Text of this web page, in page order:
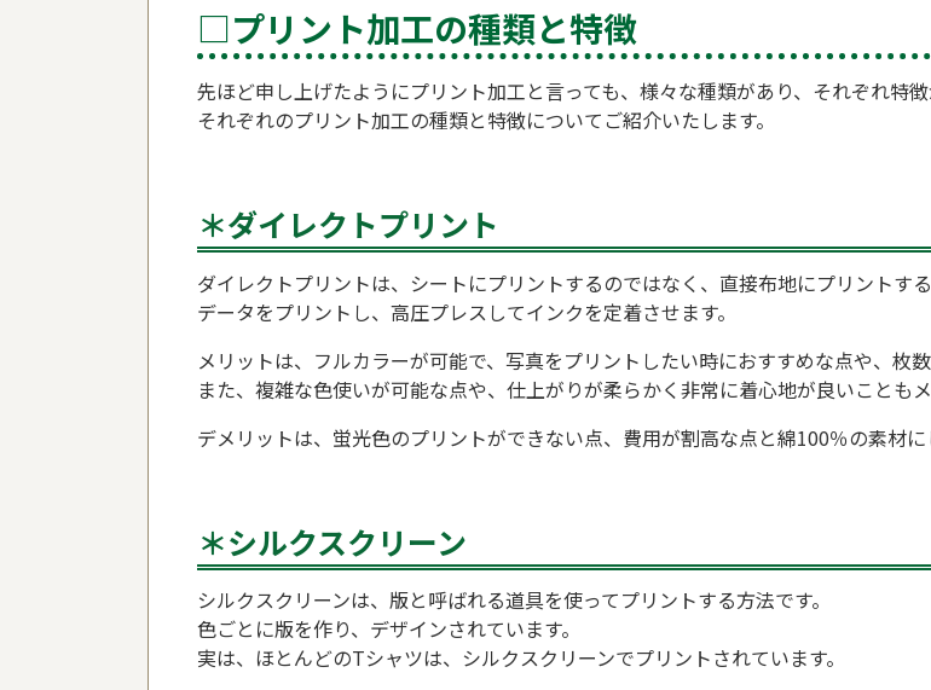
□プリント加工の種類と特徴
先ほど申し上げたようにプリント加工と言っても、様々な種類があり、それぞれ特徴
それぞれのプリント加工の種類と特徴についてご紹介いたします。
＊ダイレクトプリント
ダイレクトプリントは、シートにプリントするのではなく、直接布地にプリントする
データをプリントし、高圧プレスしてインクを定着させます。
メリットは、フルカラーが可能で、写真をプリントしたい時におすすめな点や、枚
また、複雑な色使いが可能な点や、仕上がりが柔らかく非常に着心地が良いことも
デメリットは、蛍光色のプリントができない点、費用が割高な点と綿100％の素材に
＊シルクスクリーン
シルクスクリーンは、版と呼ばれる道具を使ってプリントする方法です。
色ごとに版を作り、デザインされています。
実は、ほとんどのTシャツは、シルクスクリーンでプリントされています。